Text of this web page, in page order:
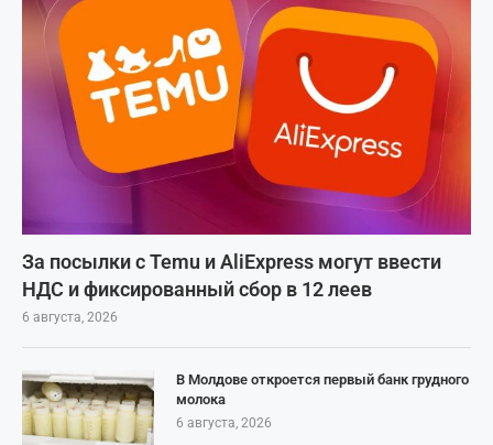
За посылки с Temu и AliExpress могут ввести
НДС и фиксированный сбор в 12 леев
6 августа, 2026
В Молдове откроется первый банк грудного
молока
6 августа, 2026